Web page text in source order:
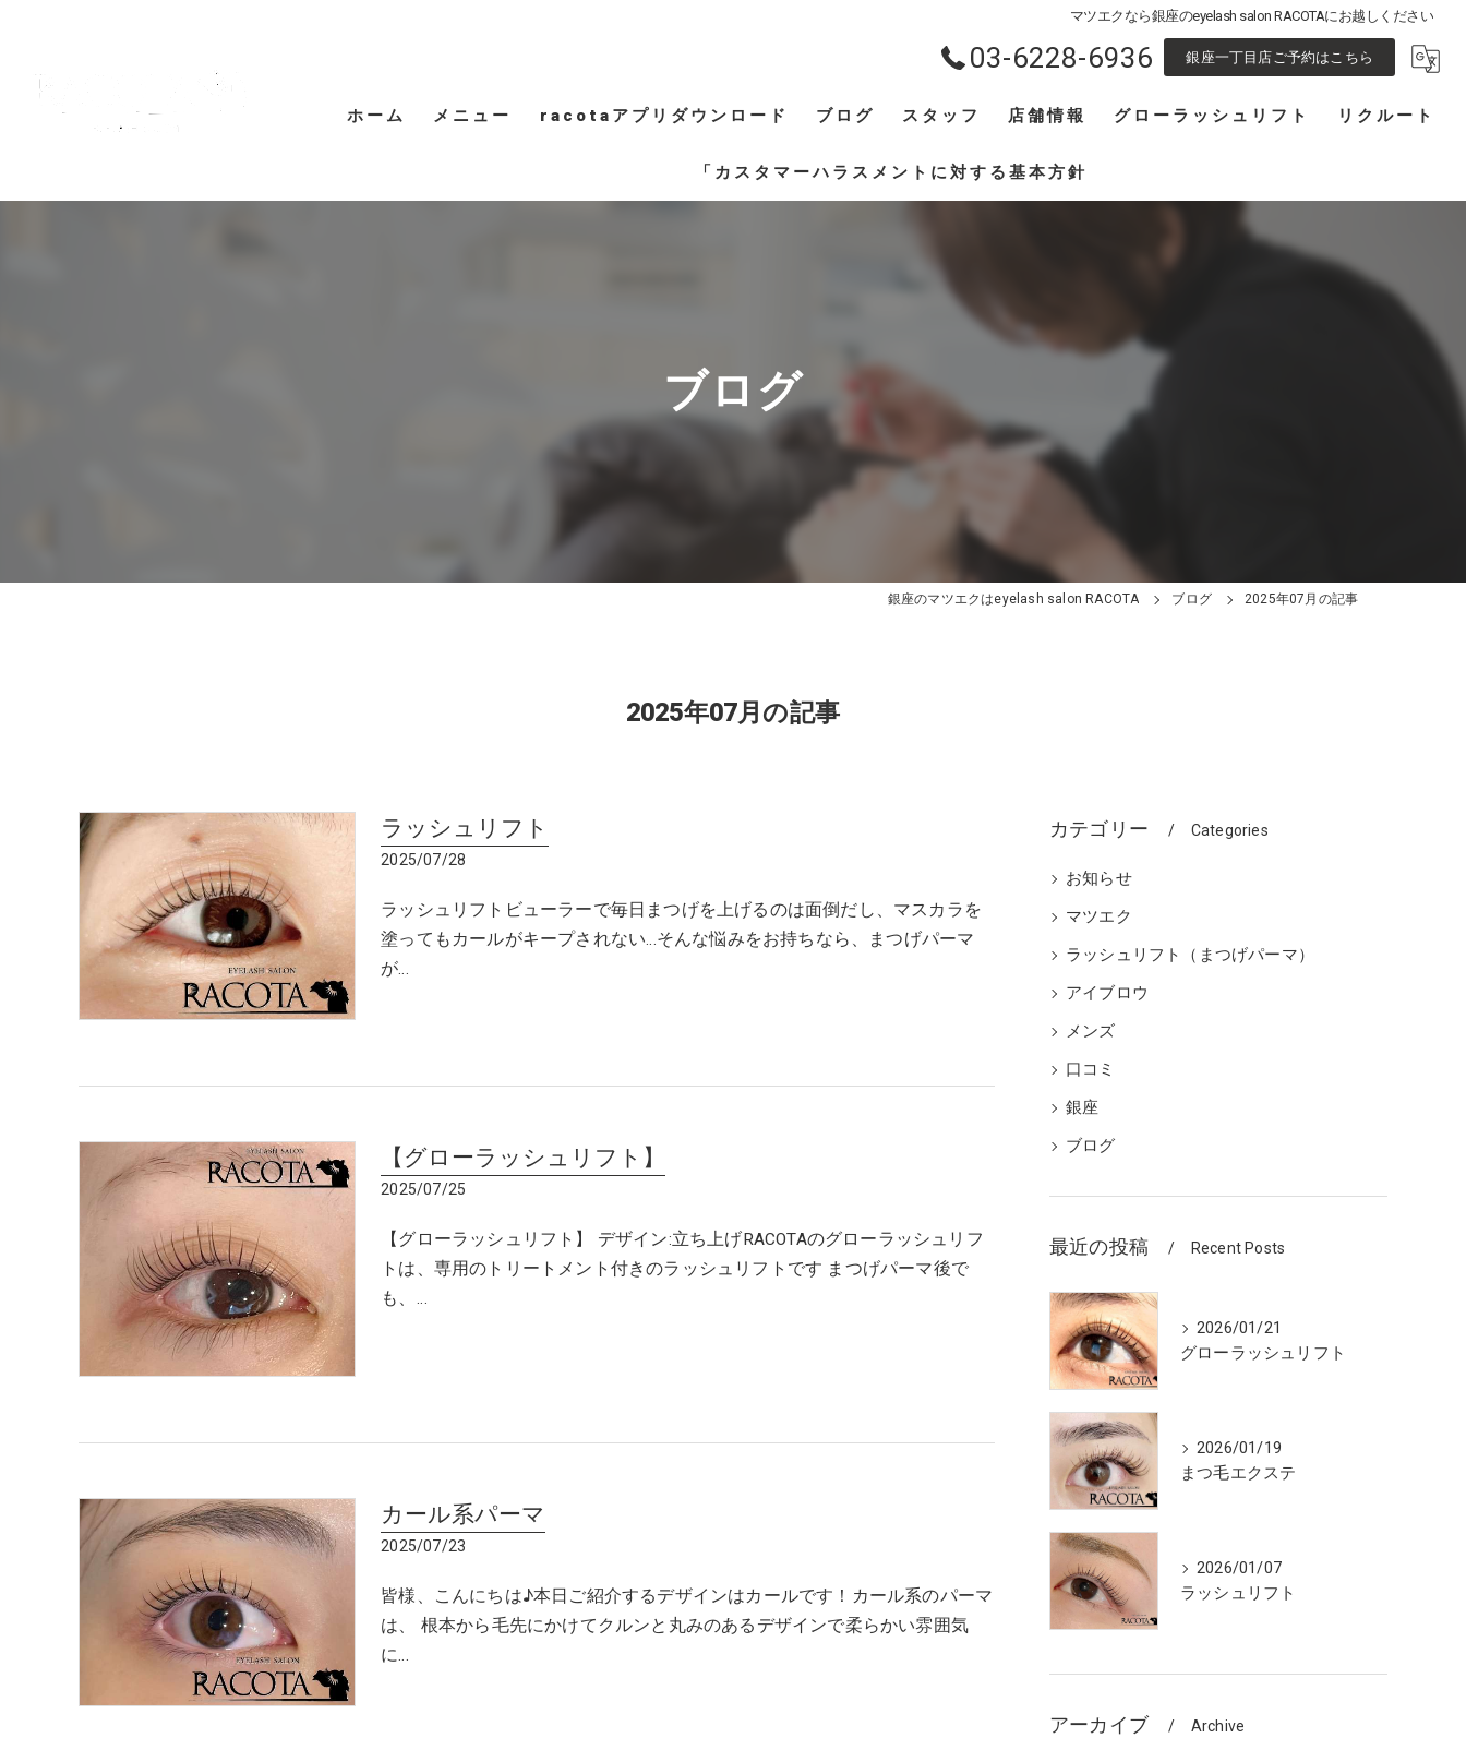
マツエクなら銀座のeyelash salon RACOTAにお越しください
03-6228-6936 銀座一丁目店ご予約はこちら
ホーム メニュー racotaアプリダウンロード ブログ
ギャラリー
スタッフ 店舗情報
池袋東口店
グローラッシュリフト リクルート
「カスタマーハラスメントに対する基本方針
ブログ
銀座のマツエクはeyelash salon RACOTA ブログ 2025年07月の記事
2025年07月の記事
ラッシュリフト
2025/07/28
ラッシュリフトビューラーで毎日まつげを上げるのは面倒だし、マスカラを
塗ってもカールがキープされない...そんな悩みをお持ちなら、まつげパーマ
が…
【グローラッシュリフト】
2025/07/25
【グローラッシュリフト】 デザイン:立ち上げRACOTAのグローラッシュリフ
トは、専用のトリートメント付きのラッシュリフトです まつげパーマ後で
も、…
カール系パーマ
2025/07/23
皆様、こんにちは♪本日ご紹介するデザインはカールです！カール系のパーマ
は、 根本から毛先にかけてクルンと丸みのあるデザインで柔らかい雰囲気
に…
カテゴリー Categories
お知らせ
マツエク
ラッシュリフト（まつげパーマ）
アイブロウ
メンズ
口コミ
銀座
ブログ
最近の投稿 Recent Posts
2026/01/21
グローラッシュリフト
2026/01/19
まつ毛エクステ
2026/01/07
ラッシュリフト
アーカイブ Archive